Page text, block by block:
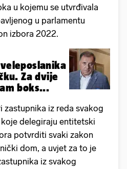
u kojemu se utvrđivala
u parlamentu
izbora 2022.
Za dvije
boks...
zastupnika iz reda svakog
delegiraju entitetski
potvrditi svaki zakon
dom, a uvjet za to je
iz svakog